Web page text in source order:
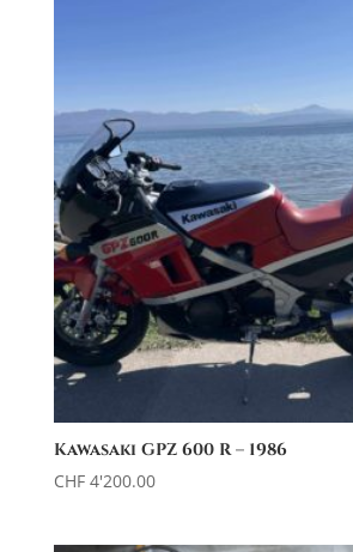
Kawasaki GPZ 600 R – 1986
CHF4'200.00